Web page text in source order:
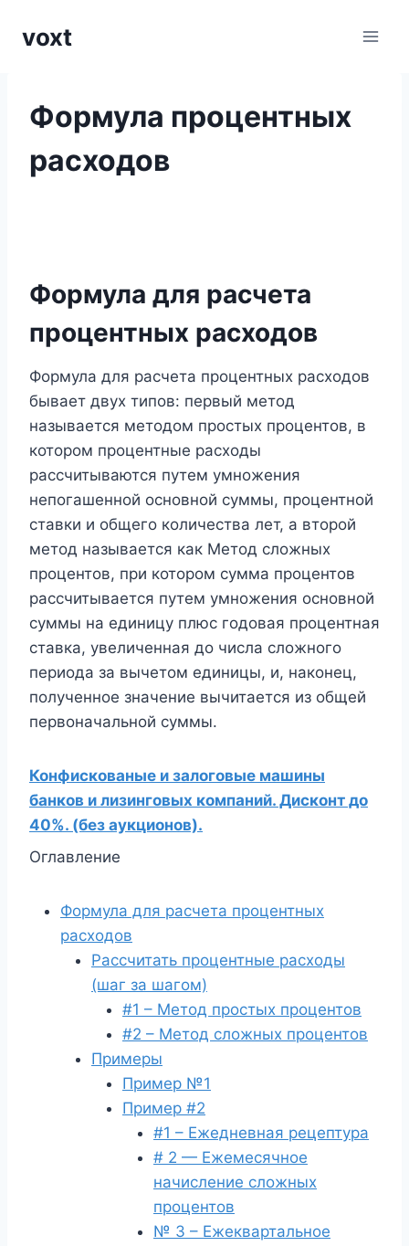
voxt
Формула процентных
расходов
Формула для расчета
процентных расходов
Формула для расчета процентных расходов
бывает двух типов: первый метод
называется методом простых процентов, в
котором процентные расходы
рассчитываются путем умножения
непогашенной основной суммы, процентной
ставки и общего количества лет, а второй
метод называется как Метод сложных
процентов, при котором сумма процентов
рассчитывается путем умножения основной
суммы на единицу плюс годовая процентная
ставка, увеличенная до числа сложного
периода за вычетом единицы, и, наконец,
полученное значение вычитается из общей
первоначальной суммы.
Конфискованые и залоговые машины
банков и лизинговых компаний. Дисконт до
40%. (без аукционов).
Оглавление
Формула для расчета процентных
расходов
Рассчитать процентные расходы
(шаг за шагом)
#1 – Метод простых процентов
#2 – Метод сложных процентов
Примеры
Пример №1
Пример #2
#1 – Ежедневная рецептура
# 2 — Ежемесячное
начисление сложных
процентов
№ 3 – Ежеквартальное